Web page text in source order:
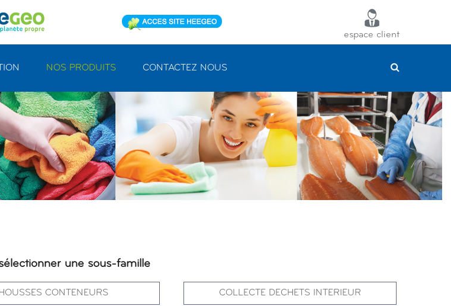
espace client
NOS PRODUITS CONTACTEZ NOUS
une sous-famille
HOUSSES CONTENEURS COLLECTE DECHETS INTERIEUR